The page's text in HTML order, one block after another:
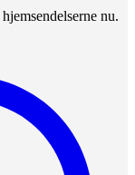
nu.